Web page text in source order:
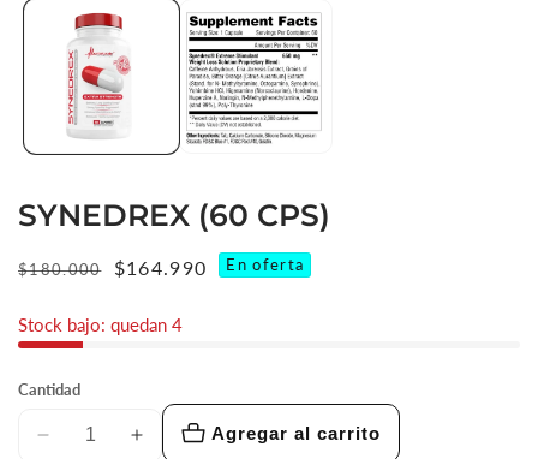
elemento
multimedia
vista
SYNEDREX (60 CPS)
Precio
$180.000
Precio
venta
$164.990 En oferta
Stock bajo: quedan 4
Cantidad
Reducir
Aumentar
Agregar al carrito